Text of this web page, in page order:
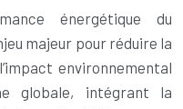
énergétique du
majeur pour réduire la
environnemental
globale, intégrant la